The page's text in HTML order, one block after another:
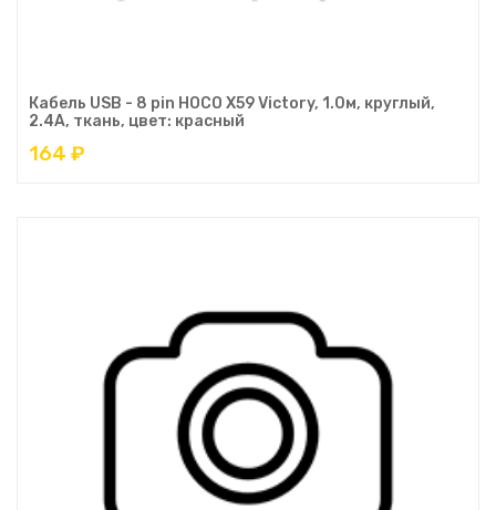
Кабель USB - 8 pin HOCO X59 Victory, 1.0м, круглый,
2.4A, ткань, цвет: красный
164 ₽